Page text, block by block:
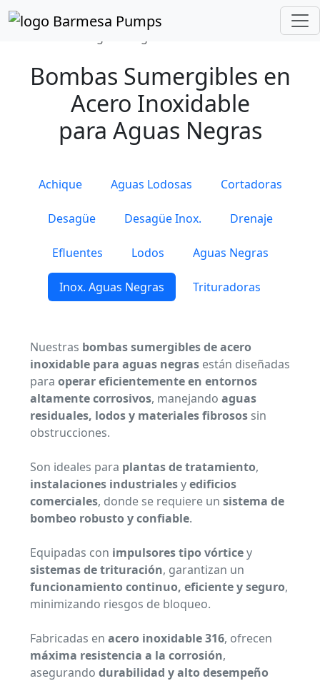
Inicio Catálogo de Productos
Bombas Sumergibles en
Acero Inoxidable
para Aguas Negras
Achique Aguas Lodosas Cortadoras
Desagüe Desagüe Inox. Drenaje
Efluentes Lodos Aguas Negras
Inox. Aguas Negras Trituradoras
Nuestras bombas sumergibles de acero
inoxidable para aguas negrasestán diseñadas
para operar eficientemente en entornos
altamente corrosivos, manejando aguas
residuales, lodos y materiales fibrosossin
obstrucciones.
Son ideales para plantas de tratamiento,
instalaciones industrialesyedificios
comerciales, donde se requiere un sistema de
bombeo robusto y confiable.
Equipadas con impulsores tipo vórticey
sistemas de trituración, garantizan un
funcionamiento continuo, eficiente y seguro,
minimizando riesgos de bloqueo.
Fabricadas en acero inoxidable 316, ofrecen
máxima resistencia a la corrosión,
asegurando durabilidad y alto desempeño